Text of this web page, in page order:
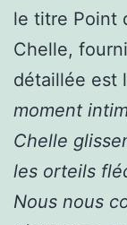
le titre Point
Chelle,
détaillée est
moment
Chelle
les orteils
Nous nous